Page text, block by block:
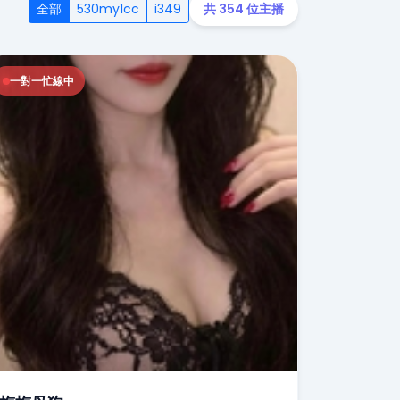
全部 530my1cc i349 共 354 位主播
一對一忙線中